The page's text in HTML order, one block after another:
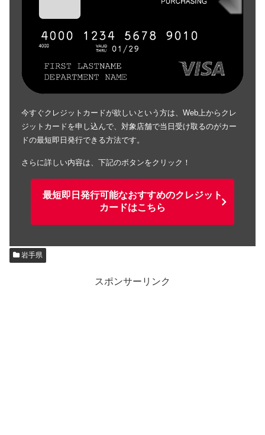
今すぐクレジットカードが欲しいという方は、Web上からクレ
ジットカードを申し込んで、対象店舗で当日受け取るのがカー
ドの最短即日発行できる方法です。
さらに詳しい内容は、下記のボタンをクリック！
最短即日発行可能なおすすめのクレジット
カードはこちら
岩手県
スポンサーリンク